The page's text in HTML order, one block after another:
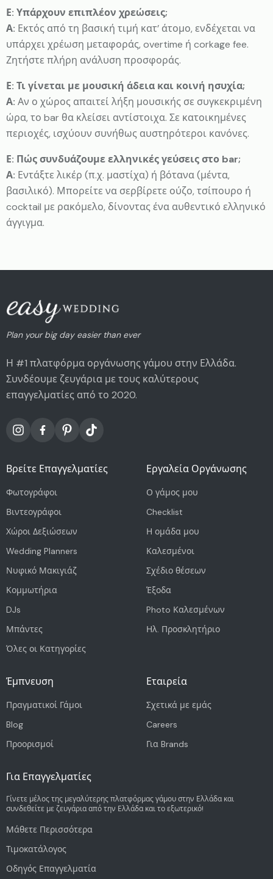
Ε: Υπάρχουν επιπλέον χρεώσεις;
Α: Εκτός από τη βασική τιμή κατ’ άτομο, ενδέχεται να
υπάρχει χρέωση μεταφοράς, overtime ή corkage fee.
Ζητήστε πλήρη ανάλυση προσφοράς.
Ε: Τι γίνεται με μουσική άδεια και κοινή ησυχία;
Α: Αν ο χώρος απαιτεί λήξη μουσικής σε συγκεκριμένη
ώρα, το bar θα κλείσει αντίστοιχα. Σε κατοικημένες
περιοχές, ισχύουν συνήθως αυστηρότεροι κανόνες.
Ε: Πώς συνδυάζουμε ελληνικές γεύσεις στο bar;
Α: Εντάξτε λικέρ (π.χ. μαστίχα) ή βότανα (μέντα,
βασιλικό). Μπορείτε να σερβίρετε ούζο, τσίπουρο ή
cocktail με ρακόμελο, δίνοντας ένα αυθεντικό ελληνικό
άγγιγμα.
Plan your big day easier than ever
Η #1 πλατφόρμα οργάνωσης γάμου στην Ελλάδα.
Συνδέουμε ζευγάρια με τους καλύτερους
επαγγελματίες από το 2020.
Βρείτε Επαγγελματίες
Φωτογράφοι
Βιντεογράφοι
Χώροι Δεξιώσεων
Wedding Planners
Νυφικό Μακιγιάζ
Κομμωτήρια
DJs
Μπάντες
Όλες οι Κατηγορίες
Εργαλεία Οργάνωσης
Ο γάμος μου
Checklist
Η ομάδα μου
Καλεσμένοι
Σχέδιο θέσεων
Έξοδα
Photo Καλεσμένων
Ηλ. Προσκλητήριο
Έμπνευση
Πραγματικοί Γάμοι
Blog
Προορισμοί
Εταιρεία
Σχετικά με εμάς
Careers
Για Brands
Για Επαγγελματίες
Γίνετε μέλος της μεγαλύτερης πλατφόρμας γάμου στην Ελλάδα και
συνδεθείτε με ζευγάρια από την Ελλάδα και το εξωτερικό!
Μάθετε Περισσότερα
Τιμοκατάλογος
Οδηγός Επαγγελματία